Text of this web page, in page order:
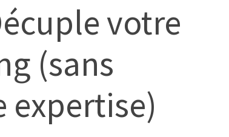
votre
(sans
expertise)